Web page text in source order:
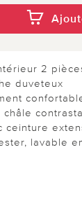
2
duveteux
châle
ceinture
lavable